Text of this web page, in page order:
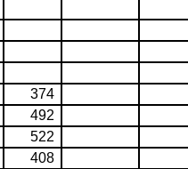
374
492
522
408